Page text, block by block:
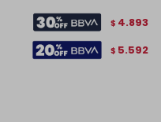
$ 4.893
$ 5.592